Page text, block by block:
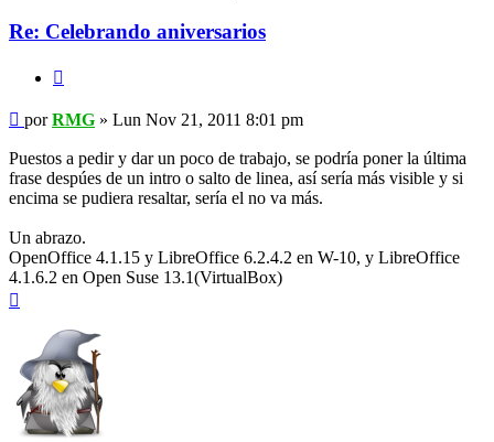
Re: Celebrando aniversarios
Mensaje
porRMG » Lun Nov 21, 2011 8:01 pm
Puestos a pedir y dar un poco de trabajo, se podría poner la última
frase despúes de un intro o salto de linea, así sería más visible y si
encima se pudiera resaltar, sería el no va más.
Un abrazo.
OpenOffice 4.1.15 y LibreOffice 6.2.4.2 en W-10, y LibreOffice
4.1.6.2 en Open Suse 13.1(VirtualBox)